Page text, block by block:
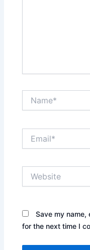
Save my
for the next time I